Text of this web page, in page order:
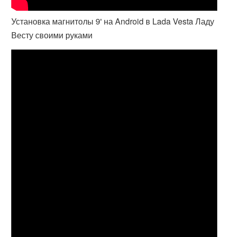
Установка магнитолы 9' на Android в Lada Vesta Ладу
Весту своими руками